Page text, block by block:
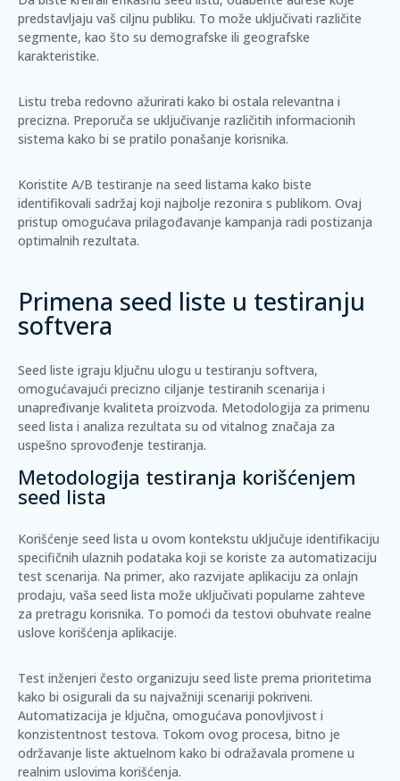
predstavljaju vaš ciljnu publiku. To može uključivati različite
segmente, kao što su demografske ili geografske
karakteristike.
Listu treba redovno ažurirati kako bi ostala relevantna i
precizna. Preporuča se uključivanje različitih informacionih
sistema kako bi se pratilo ponašanje korisnika.
Koristite A/B testiranje na seed listama kako biste
identifikovali sadržaj koji najbolje rezonira s publikom. Ovaj
pristup omogućava prilagođavanje kampanja radi postizanja
optimalnih rezultata.
Primena seed liste u testiranju
softvera
Seed liste igraju ključnu ulogu u testiranju softvera,
omogućavajući precizno ciljanje testiranih scenarija i
unapređivanje kvaliteta proizvoda. Metodologija za primenu
seed lista i analiza rezultata su od vitalnog značaja za
uspešno sprovođenje testiranja.
Metodologija testiranja korišćenjem
seed lista
Korišćenje seed lista u ovom kontekstu uključuje identifikaciju
specifičnih ulaznih podataka koji se koriste za automatizaciju
test scenarija. Na primer, ako razvijate aplikaciju za onlajn
prodaju, vaša seed lista može uključivati popularne zahteve
za pretragu korisnika. To pomoći da testovi obuhvate realne
uslove korišćenja aplikacije.
Test inženjeri često organizuju seed liste prema prioritetima
kako bi osigurali da su najvažniji scenariji pokriveni.
Automatizacija je ključna, omogućava ponovljivost i
konzistentnost testova. Tokom ovog procesa, bitno je
održavanje liste aktuelnom kako bi odražavala promene u
realnim uslovima korišćenja.